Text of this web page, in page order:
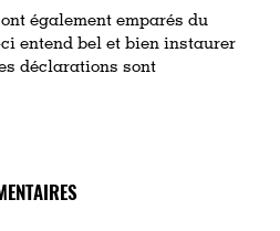
également emparés du
entend bel et bien instaurer
déclarations sont